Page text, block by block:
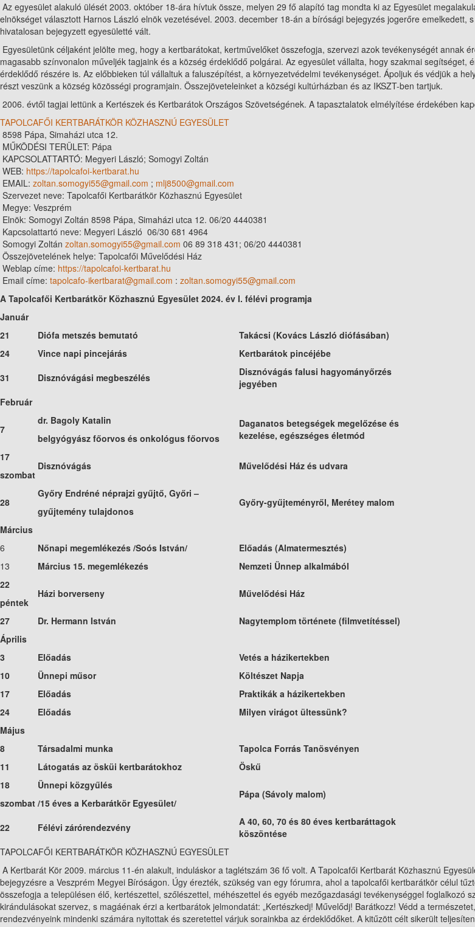
Az egyesület alakuló ülését 2003. október 18-ára hívtuk össze, melyen 29 fő alapító tag mondta ki az Egyesület
elnökséget választott Harnos László elnök vezetésével. 2003. december 18-án a bírósági bejegyzés jogerőre emelkedett,
hivatalosan bejegyzett egyesületté vált.
Egyesületünk céljaként jelölte meg, hogy a kertbarátokat, kertművelőket összefogja, szervezi azok tevékenységét annak
magasabb színvonalon műveljék tagjaink és a község érdeklődő polgárai. Az egyesület vállalta, hogy szakmai segítséget,
érdeklődő részére is. Az előbbieken túl vállaltuk a faluszépítést, a környezetvédelmi tevékenységet. Ápoljuk és védjük a
részt veszünk a község közösségi programjain. Összejöveteleinket a községi kultúrházban és az IKSZT-ben tartjuk.
2006. évtől tagjai lettünk a Kertészek és Kertbarátok Országos Szövetségének. A tapasztalatok elmélyítése érdekében
TAPOLCAFŐI KERTBARÁTKÖR KÖZHASZNÚ EGYESÜLET
8598 Pápa, Simaházi utca 12.
MŰKÖDÉSI TERÜLET: Pápa
KAPCSOLATTARTÓ: Megyeri László; Somogyi Zoltán
WEB: https://tapolcafoi-kertbarat.hu
EMAIL: zoltan.somogyi55@gmail.com ; mlj8500@gmail.com
Szervezet neve: Tapolcafői Kertbarátkör Közhasznú Egyesület
Megye: Veszprém
Elnök: Somogyi Zoltán 8598 Pápa, Simaházi utca 12. 06/20 4440381
Kapcsolattartó neve: Megyeri László 06/30 681 4964
Somogyi Zoltán zoltan.somogyi55@gmail.com 06 89 318 431; 06/20 4440381
Összejövetelének helye: Tapolcafői Művelődési Ház
Weblap címe: https://tapolcafoi-kertbarat.hu
Email címe: tapolcafo-ikertbarat@gmail.com : zoltan.somogyi55@gmail.com
A Tapolcafői Kertbarátkör Közhasznú Egyesület 2024. év I. félévi programja
Január
21
Diófa metszés bemutató
Takácsi (Kovács László diófásában)
24
Vince napi pincejárás
Kertbarátok pincéjébe
31
Disznóvágási megbeszélés
Disznóvágás falusi hagyományőrzés
jegyében
Február
7
dr. Bagoly Katalin
belgyógyász főorvos és onkológus főorvos
Daganatos betegségek megelőzése és
kezelése, egészséges életmód
17
szombat
Disznóvágás Művelődési Ház és udvara
28
Győry Endréné néprajzi gyűjtő, Győri –
gyűjtemény tulajdonos
Győry-gyűjteményről, Merétey malom
Március
6
Nőnapi megemlékezés /Soós István/
Előadás (Almatermesztés)
13
Március 15. megemlékezés
Nemzeti Ünnep alkalmából
22
péntek
Házi borverseny Művelődési Ház
27 Dr. Hermann István
Nagytemplom története (filmvetítéssel)
Április
3
Előadás
Vetés a házikertekben
10
Ünnepi műsor
Költészet Napja
17
Előadás
Praktikák a házikertekben
24
Előadás
Milyen virágot ültessünk?
Május
8
Társadalmi munka
Tapolca Forrás Tanösvényen
11
Látogatás az ösküi kertbarátokhoz
Öskű
18
szombat
Ünnepi közgyűlés
/15 éves a Kerbarátkör Egyesület/
Pápa (Sávoly malom)
22 Félévi zárórendezvény
A 40, 60, 70 és 80 éves kertbaráttagok
köszöntése
TAPOLCAFŐI KERTBARÁTKÖR KÖZHASZNÚ EGYESÜLET
A Kertbarát Kör 2009. március 11-én alakult, induláskor a taglétszám 36 fő volt. A Tapolcafői Kertbarát Közhasznú
bejegyzésre a Veszprém Megyei Bíróságon. Úgy érezték, szükség van egy fórumra, ahol a tapolcafői kertbarátkör célul
összefogja a településen élő, kertészettel, szőlészettel, méhészettel és egyéb mezőgazdasági tevékenységgel foglalkozó
kirándulásokat szervez, s magáénak érzi a kertbarátok jelmondatát: „Kertészkedj! Művelődj! Barátkozz! Védd a
rendezvényeink mindenki számára nyitottak és szeretettel várjuk sorainkba az érdeklődőket. A kitűzött célt sikerült